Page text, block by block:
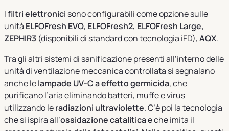
Ifiltri elettronici sono configurabili come opzione sulle
unità ELFOFresh EVO, ELFOFresh2, ELFOFresh Large,
ZEPHIR3 (disponibili di standard con tecnologia iFD),AQX.
Tra gli altri sistemi di sanificazione presenti all’interno delle
unità di ventilazione meccanica controllata si segnalano
anche lelampade UV-C a effetto germicida, che
purificano l’aria eliminando batteri, muffe e virus
utilizzando leradiazioni ultraviolette. C’è poi la tecnologia
che si ispira all’ossidazione cataliticae che imita il